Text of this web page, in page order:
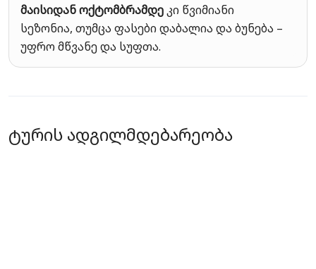
მაისიდან ოქტომბრამდეკი წვიმიანი
სეზონია, თუმცა ფასები დაბალია და ბუნება –
უფრო მწვანე და სუფთა.
ტურის ადგილმდებარეობა